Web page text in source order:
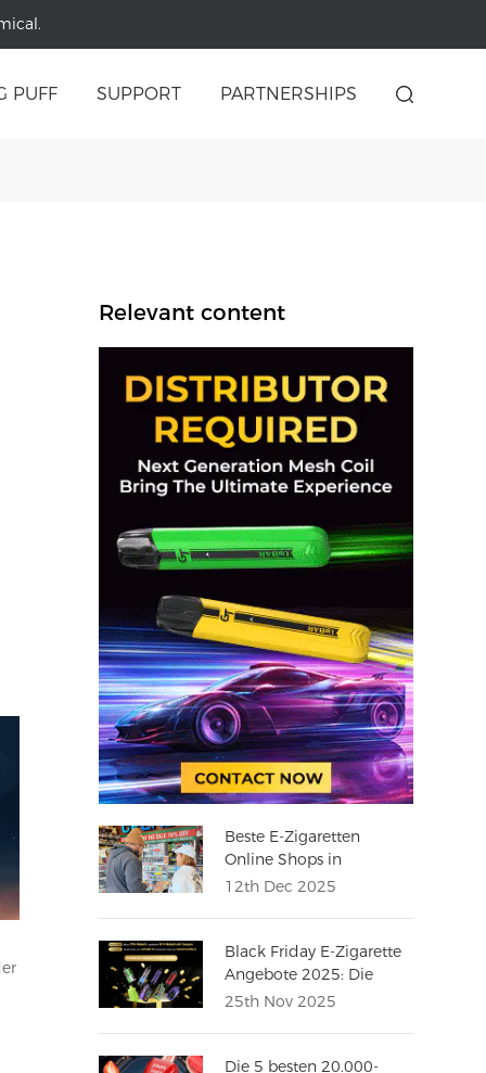
PUFF SUPPORT PARTNERSHIPS
Relevant content
Beste E-Zigaretten
Online Shops in
Deutschland 2025
12th Dec 2025
Black Friday E-Zigarette
Angebote 2025: Die
besten Online-Shops mit
25th Nov 2025
Die 5 besten 20.000-